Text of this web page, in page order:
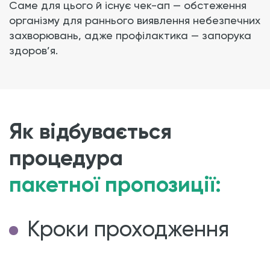
Саме для цього й існує чек-ап — обстеження
організму для раннього виявлення небезпечних
захворювань, адже профілактика — запорука
здоров’я.
Як відбувається
процедура
пакетної пропозиції:
Кроки проходження